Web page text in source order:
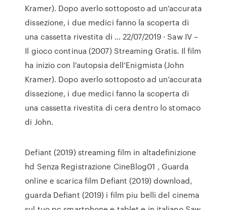
Kramer). Dopo averlo sottoposto ad un’accurata
dissezione, i due medici fanno la scoperta di
una cassetta rivestita di … 22/07/2019 · Saw IV –
Il gioco continua (2007) Streaming Gratis. Il film
ha inizio con l’autopsia dell’Enigmista (John
Kramer). Dopo averlo sottoposto ad un’accurata
dissezione, i due medici fanno la scoperta di
una cassetta rivestita di cera dentro lo stomaco
di John.
Defiant (2019) streaming film in altadefinizione
hd Senza Registrazione CineBlog01 , Guarda
online e scarica film Defiant (2019) download,
guarda Defiant (2019) i film piu belli del cinema